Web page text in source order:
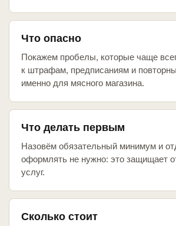
Что опасно
Покажем пробелы, которые чаще
к штрафам, предписаниям и
именно для мясного магазина.
Что делать первым
Назовём обязательный минимум и
оформлять не нужно: это защищает
услуг.
Сколько стоит